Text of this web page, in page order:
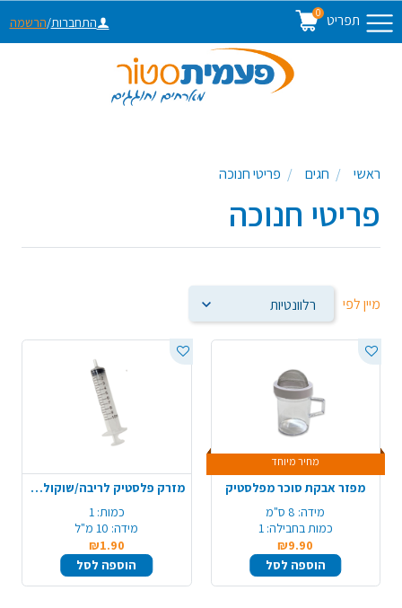
תפריט 0
התחברות/הרשמה
ראשי חגים פריטי חנוכה
פריטי חנוכה
מיין לפי
מחיר מיוחד
מפזר אבקת סוכר מפלסטיק
מידה: 8 ס"מ
כמות בחבילה: 1
₪9.90
הוספה לסל
מזרק פלסטיק לריבה/שוקולד 10 מ"ל
כמות: 1
מידה: 10 מ"ל
₪1.90
הוספה לסל